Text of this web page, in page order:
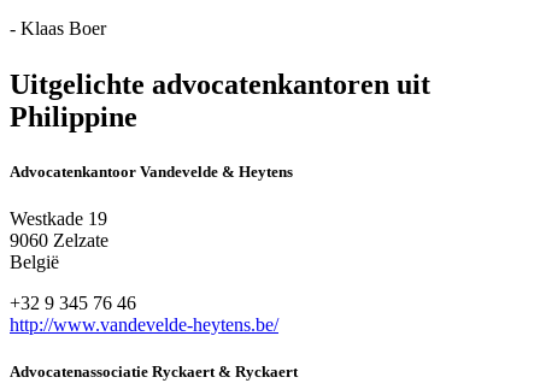
- Klaas Boer
Uitgelichte advocatenkantoren uit
Philippine
Advocatenkantoor Vandevelde & Heytens
Westkade 19
9060 Zelzate
België
+32 9 345 76 46
http://www.vandevelde-heytens.be/
Advocatenassociatie Ryckaert & Ryckaert